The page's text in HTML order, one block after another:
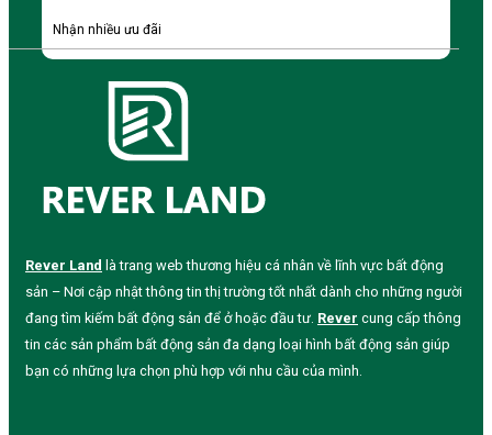
Nhận nhiều ưu đãi
Rever Land là trang web thương hiệu cá nhân về lĩnh vực bất động
sản – Nơi cập nhật thông tin thị trường tốt nhất dành cho những người
đang tìm kiếm bất động sản để ở hoặc đầu tư. Rever cung cấp thông
tin các sản phẩm bất động sản đa dạng loại hình bất động sản giúp
bạn có những lựa chọn phù hợp với nhu cầu của mình.